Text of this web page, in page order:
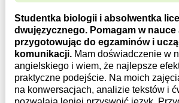
Studentka biologii i absolwentka
dwujęzycznego. Pomagam w
przygotowując do egzaminów i
komunikacji. Mam doświadczenie w
angielskiego i wiem, że najlepsze
praktyczne podejście. Na moich
na konwersacjach, analizie tekstów i